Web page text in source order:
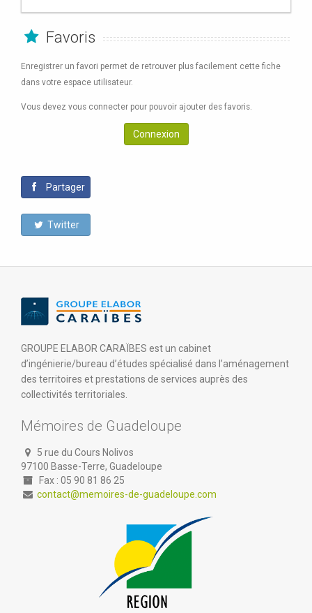
Favoris
Enregistrer un favori permet de retrouver plus facilement cette fiche
dans votre espace utilisateur.
Vous devez vous connecter pour pouvoir ajouter des favoris.
Connexion
Partager
Twitter
GROUPE ELABOR CARAÏBES est un cabinet
d’ingénierie/bureau d’études spécialisé dans l’aménagement
des territoires et prestations de services auprès des
collectivités territoriales.
Mémoires de Guadeloupe
5 rue du Cours Nolivos
97100 Basse-Terre, Guadeloupe
Fax : 05 90 81 86 25
contact@memoires-de-guadeloupe.com